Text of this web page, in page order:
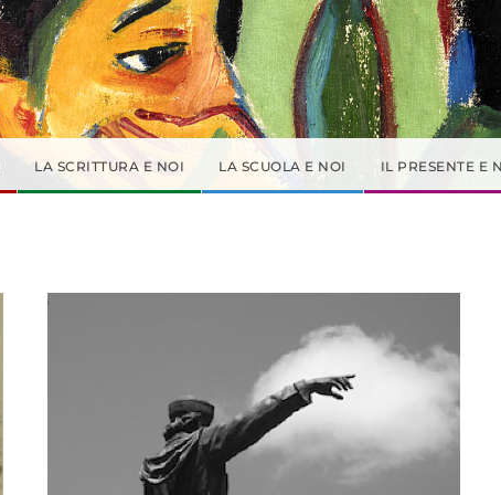
LA SCRITTURA E NOI LA SCUOLA E NOI IL PRESENTE E